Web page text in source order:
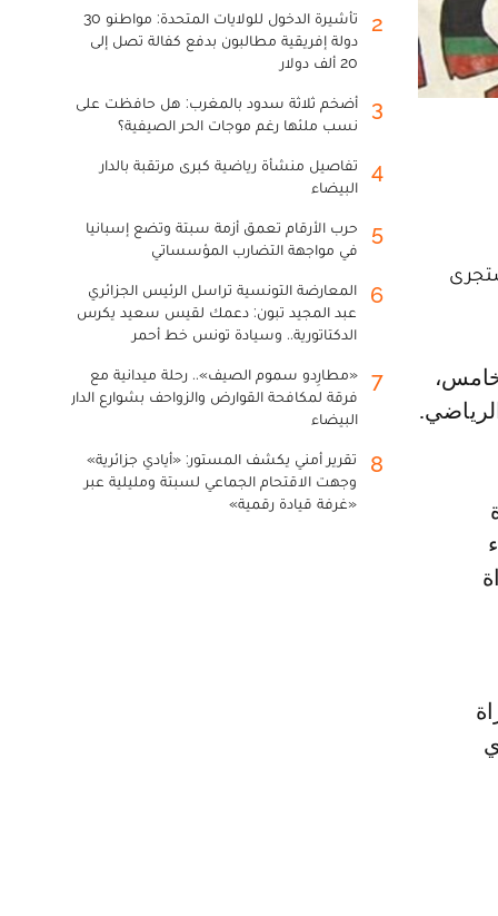
2
تأشيرة الدخول للولايات المتحدة: مواطنو 30
دولة إفريقية مطالبون بدفع كفالة تصل إلى
20 ألف دولار
3
أضخم ثلاثة سدود بالمغرب: هل حافظت على
نسب ملئها رغم موجات الحر الصيفية؟
4
تفاصيل منشأة رياضية كبرى مرتقبة بالدار
البيضاء
5
حرب الأرقام تعمق أزمة سبتة وتضع إسبانيا
في مواجهة التضارب المؤسساتي
6
المعارضة التونسية تراسل الرئيس الجزائري
عبد المجيد تبون: دعمك لقيس سعيد يكرس
الدكتاتورية.. وسيادة تونس خط أحمر
7
«مطارِدو سموم الصيف».. رحلة ميدانية مع
فرقة لمكافحة القوارض والزواحف بشوارع الدار
البيضاء
8
تقرير أمني يكشف المستور: «أيادي جزائرية»
وجهت الاقتحام الجماعي لسبتة ومليلية عبر
«غرفة قيادة رقمية»